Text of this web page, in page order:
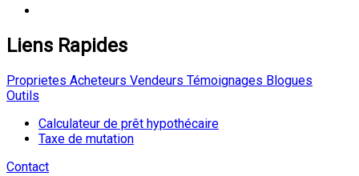
Liens Rapides
Proprietes Acheteurs Vendeurs Témoignages Blogues
Outils
Calculateur de prêt hypothécaire
Taxe de mutation
Contact